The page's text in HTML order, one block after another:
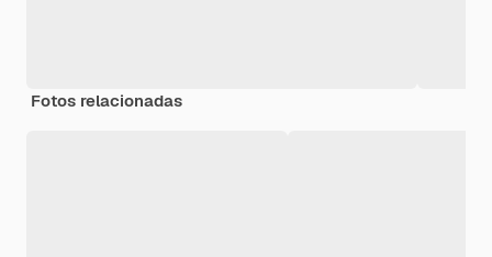
Fotos relacionadas